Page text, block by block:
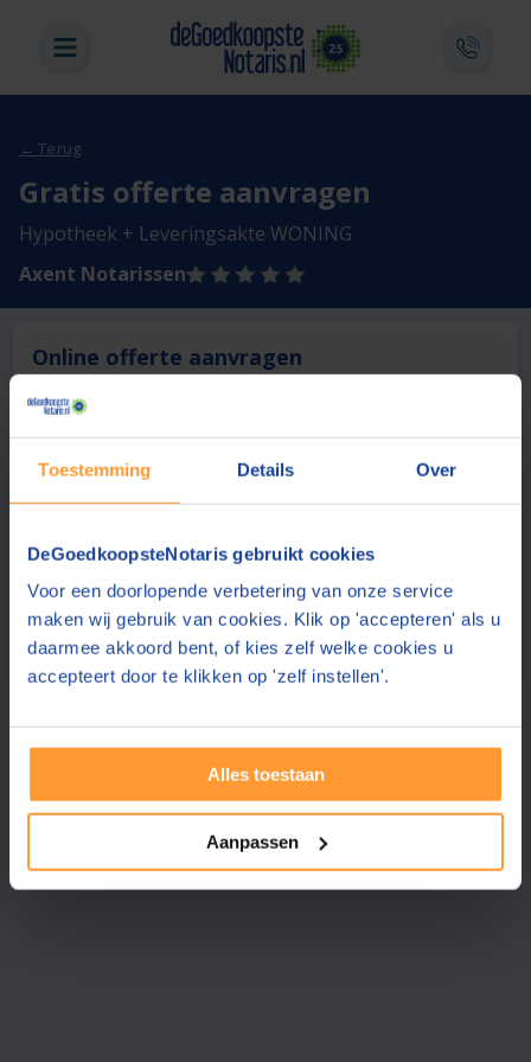
Toestemming Details Over
DeGoedkoopsteNotaris gebruikt cookies
Voor een doorlopende verbetering van onze service
maken wij gebruik van cookies. Klik op 'accepteren' als u
daarmee akkoord bent, of kies zelf welke cookies u
accepteert door te klikken op 'zelf instellen'.
Alles toestaan
Aanpassen
← Terug
Gratis offerte aanvragen
Hypotheek + Leveringsakte WONING
Axent Notarissen
Online offerte aanvragen
Deze notaris biedt momenteel niet de mogelijkheid online
1 Vergelijk en bespaar
Vraag een offerte aan bij een andere notaris in de buurt
Notaris van Goethem Hulst (17 km)
8.1
(11 reviews)
GRATIS & VRIJBLIJVEND